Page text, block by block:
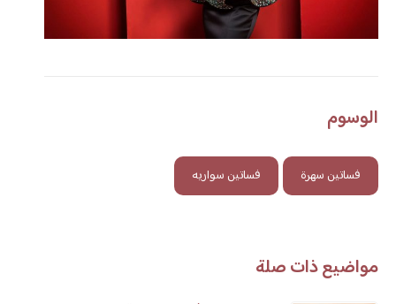
الوسوم
فساتين سهرة فساتين سواريه
مواضيع ذات صلة